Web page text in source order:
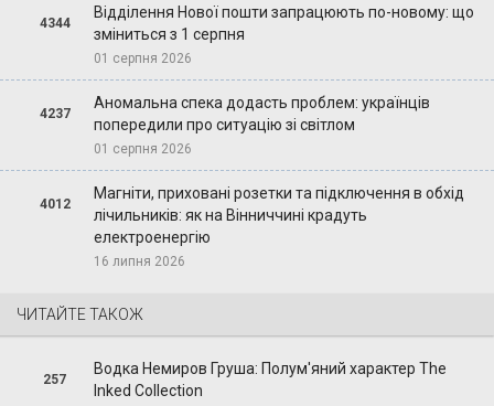
4344
Відділення Нової пошти запрацюють по-новому: що
зміниться з 1 серпня
01 серпня 2026
4237
Аномальна спека додасть проблем: українців
попередили про ситуацію зі світлом
01 серпня 2026
4012
Магніти, приховані розетки та підключення в обхід
лічильників: як на Вінниччині крадуть
електроенергію
16 липня 2026
ЧИТАЙТЕ ТАКОЖ
257
Водка Немиров Груша: Полум'яний характер The
Inked Collection